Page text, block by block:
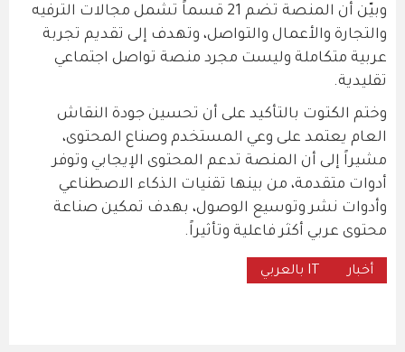
وبيّن أن المنصة تضم 21 قسماً تشمل مجالات الترفيه
والتجارة والأعمال والتواصل، وتهدف إلى تقديم تجربة
عربية متكاملة وليست مجرد منصة تواصل اجتماعي
تقليدية.
وختم الكتوت بالتأكيد على أن تحسين جودة النقاش
العام يعتمد على وعي المستخدم وصناع المحتوى،
مشيراً إلى أن المنصة تدعم المحتوى الإيجابي وتوفر
أدوات متقدمة، من بينها تقنيات الذكاء الاصطناعي
وأدوات نشر وتوسيع الوصول، بهدف تمكين صناعة
محتوى عربي أكثر فاعلية وتأثيراً.
أخبار IT بالعربي